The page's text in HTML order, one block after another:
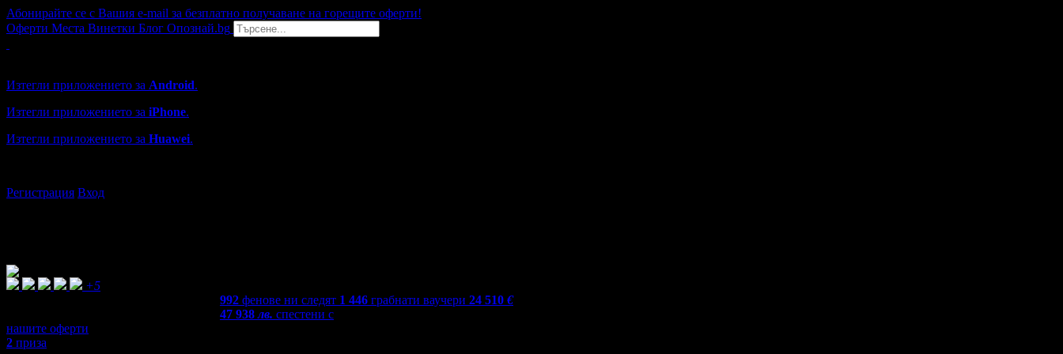
Абонирайте се с Вашия e-mail за безплатно получаване на горещите оферти!
Оферти Места Винетки Блог Опознай.bg
Изтегли приложението за Android.
Изтегли приложението за iPhone.
Изтегли приложението за Huawei.
Регистрация Вход
+5
992 фенове ни следят 1 446 грабнати ваучери 24 510 €
47 938лв. спестени с
нашите оферти
2 приза